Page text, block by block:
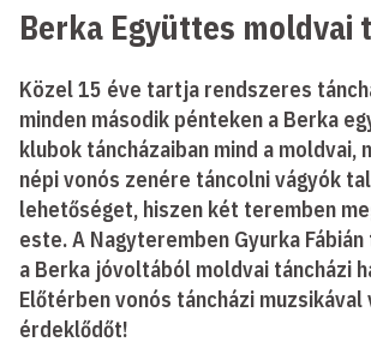
Berka Együttes moldvai
Közel 15 éve tartja rendszeres
minden második pénteken a Berka
klubok táncházaiban mind a moldvai,
népi vonós zenére táncolni vágyók
lehetőséget, hiszen két teremben
este. A Nagyteremben Gyurka
a Berka jóvoltából moldvai táncházi
Előtérben vonós táncházi muzsikával
érdeklődőt!